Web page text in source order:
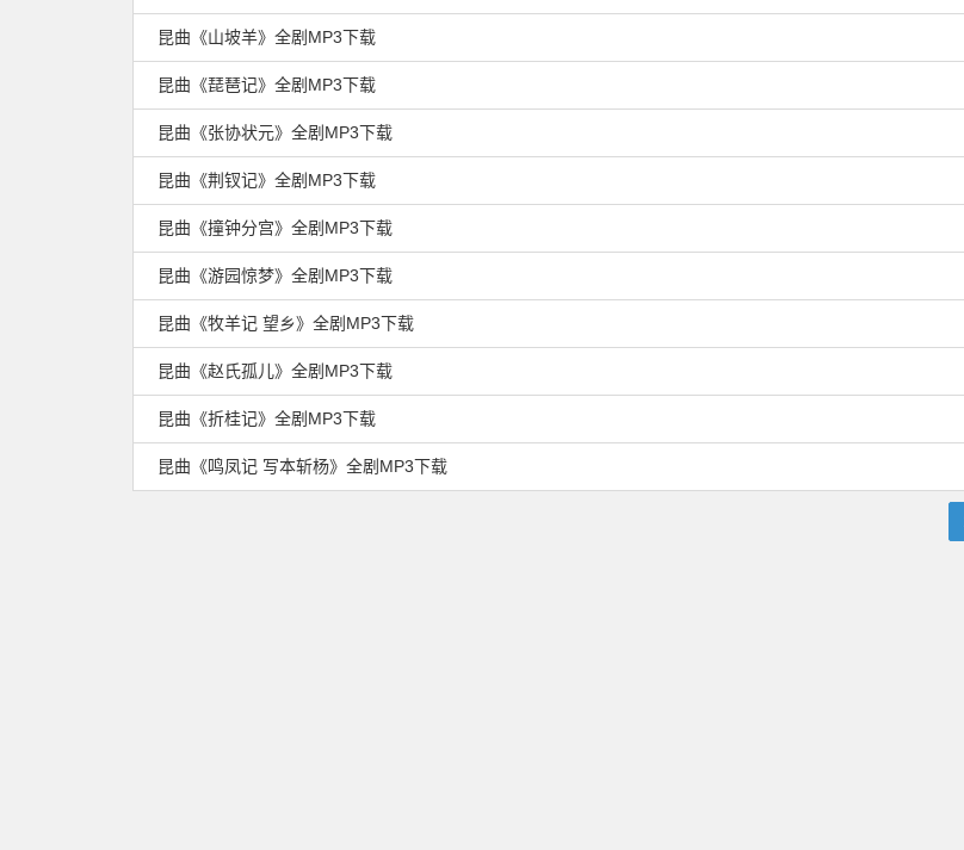
昆曲《山坡羊》全剧MP3下载
昆曲《琵琶记》全剧MP3下载
昆曲《张协状元》全剧MP3下载
昆曲《荆钗记》全剧MP3下载
昆曲《撞钟分宫》全剧MP3下载
昆曲《游园惊梦》全剧MP3下载
昆曲《牧羊记 望乡》全剧MP3下载
昆曲《赵氏孤儿》全剧MP3下载
昆曲《折桂记》全剧MP3下载
昆曲《鸣凤记 写本斩杨》全剧MP3下载